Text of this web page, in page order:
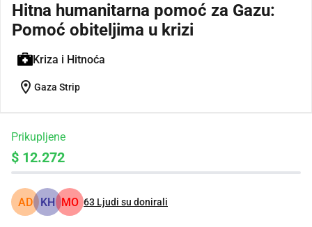
Hitna humanitarna pomoć za Gazu:
Pomoć obiteljima u krizi
Kriza i Hitnoća
location_on Gaza Strip
Prikupljene
$ 12.272
AD KH MO 63 Ljudi su donirali